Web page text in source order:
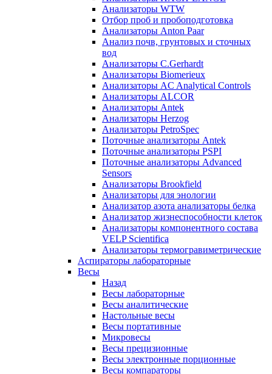
Анализаторы WTW
Отбор проб и пробоподготовка
Анализаторы Anton Paar
Анализ почв, грунтовых и сточных
вод
Анализаторы C.Gerhardt
Анализаторы Biomerieux
Анализаторы AC Analytical Controls
Анализаторы ALCOR
Анализаторы Antek
Анализаторы Herzog
Анализаторы PetroSpec
Поточные анализаторы Antek
Поточные анализаторы PSPI
Поточные анализаторы Advanced
Sensors
Анализаторы Brookfield
Анализаторы для энологии
Анализатор азота анализаторы белка
Анализатор жизнеспособности клеток
Анализаторы компонентного состава
VELP Scientifica
Анализаторы термогравиметрические
Аспираторы лабораторные
Весы
Назад
Весы лабораторные
Весы аналитические
Настольные весы
Весы портативные
Микровесы
Весы прецизионные
Весы электронные порционные
Весы компараторы